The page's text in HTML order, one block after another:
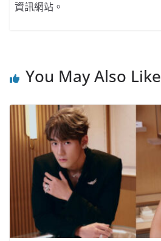
資訊網站。
You May Also Like